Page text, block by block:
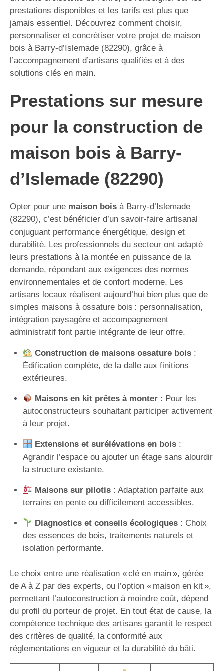
prestations disponibles et les tarifs est plus que
jamais essentiel. Découvrez comment choisir,
personnaliser et concrétiser votre projet de maison
bois à Barry-d’Islemade (82290), grâce à
l’accompagnement d’artisans qualifiés et à des
solutions clés en main.
Prestations sur mesure
pour la construction de
maison bois à Barry-
d’Islemade (82290)
Opter pour une maison bois à Barry-d’Islemade
(82290), c’est bénéficier d’un savoir-faire artisanal
conjuguant performance énergétique, design et
durabilité. Les professionnels du secteur ont adapté
leurs prestations à la montée en puissance de la
demande, répondant aux exigences des normes
environnementales et de confort moderne. Les
artisans locaux réalisent aujourd’hui bien plus que de
simples maisons à ossature bois : personnalisation,
intégration paysagère et accompagnement
administratif font partie intégrante de leur offre.
Construction de maisons ossature bois:
Édification complète, de la dalle aux finitions
extérieures.
Maisons en kit prêtes à monter: Pour les
autoconstructeurs souhaitant participer activement
à leur projet.
Extensions et surélévations en bois:
Agrandir l’espace ou ajouter un étage sans alourdir
la structure existante.
Maisons sur pilotis: Adaptation parfaite aux
terrains en pente ou difficilement accessibles.
Diagnostics et conseils écologiques: Choix
des essences de bois, traitements naturels et
isolation performante.
Le choix entre une réalisation « clé en main », gérée
de A à Z par des experts, ou l’option « maison en kit »,
permettant l’autoconstruction à moindre coût, dépend
du profil du porteur de projet. En tout état de cause, la
compétence technique des artisans garantit le respect
des critères de qualité, la conformité aux
réglementations en vigueur et la durabilité du bâti.